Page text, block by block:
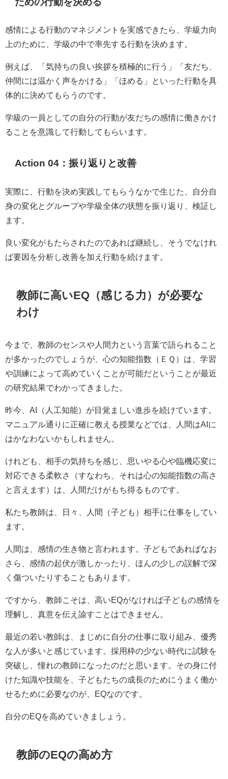
感情による行動のマネジメントを実感できたら、学級力向
上のために、学級の中で率先する行動を決めます。
例えば、「気持ちの良い挨拶を積極的に行う」「友だち、
仲間には温かく声をかける」「ほめる」といった行動を具
体的に決めてもらうのです。
学級の一員としての自分の行動が友だちの感情に働きかけ
ることを意識して行動してもらいます。
Action 04：振り返りと改善
実際に、行動を決め実践してもらうなかで生じた、自分自
身の変化とグループや学級全体の状態を振り返り、検証し
ます。
良い変化がもたらされたのであれば継続し、そうでなけれ
ば要因を分析し改善を加え行動を続けます。
教師に高いEQ（感じる力）が必要な
わけ
今まで、教師のセンスや人間力という言葉で語られること
が多かったのでしょうが、心の知能指数（ＥＱ）は、学習
や訓練によって高めていくことが可能だということが最近
の研究結果でわかってきました。
昨今、AI（人工知能）が目覚ましい進歩を続けています。
マニュアル通りに正確に教える授業などでは、人間はAIに
はかなわないかもしれません。
けれども、相手の気持ちを感じ、思いやる心や臨機応変に
対応できる柔軟さ（すなわち、それは心の知能指数の高さ
と言えます）は、人間だけがもち得るものです。
私たち教師は、日々、人間（子ども）相手に仕事をしてい
ます。
人間は、感情の生き物と言われます。子どもであればなお
さら、感情の起伏が激しかったり、ほんの少しの誤解で深
く傷ついたりすることもあります。
ですから、教師こそは、高いEQがなければ子どもの感情を
理解し、真意を伝え諭すことはできません。
最近の若い教師は、まじめに自分の仕事に取り組み、優秀
な人が多いと感じています。採用枠の少ない時代に試験を
突破し、憧れの教師になったのだと思います。その身に付
けた知識や技能を、子どもたちの成長のためにうまく働か
せるために必要なのが、EQなのです。
自分のEQを高めていきましょう。
教師のEQの高め方